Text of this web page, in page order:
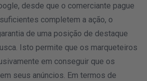
, desde que o comerciante pague
completem a ação, o
de uma posição de destaque
Isto permite que os marqueteiros
em conseguir que os
seus anúncios. Em termos de